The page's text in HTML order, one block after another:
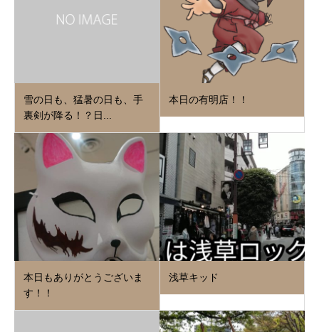
雪の日も、猛暑の日も、手
裏剣が降る！？日...
本日の有明店！！
本日もありがとうございま
す！！
浅草キッド